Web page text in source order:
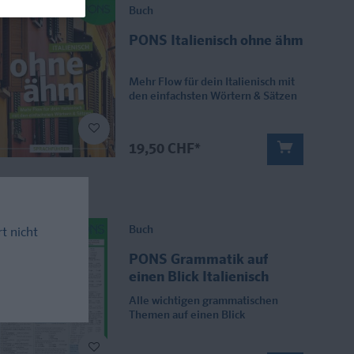
Buch
PONS Italienisch ohne ähm
Mehr Flow für dein Italienisch mit
den einfachsten Wörtern & Sätzen
19,50 CHF*
Buch
PONS Grammatik auf
einen Blick Italienisch
Alle wichtigen grammatischen
Themen auf einen Blick
nicht